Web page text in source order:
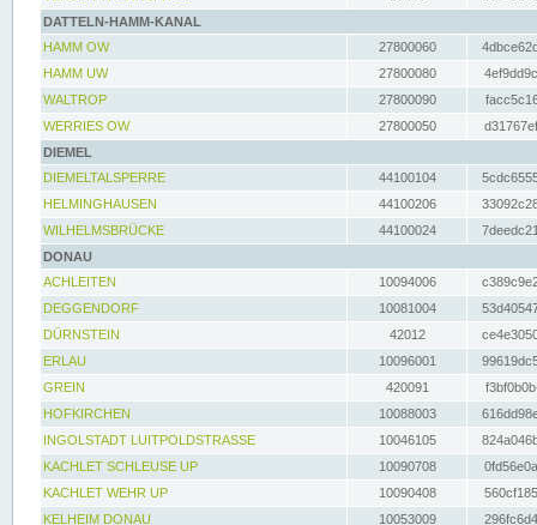
DATTELN-HAMM-KANAL
HAMM OW
27800060
HAMM UW
27800080
WALTROP
27800090
WERRIES OW
27800050
DIEMEL
DIEMELTALSPERRE
44100104
HELMINGHAUSEN
44100206
WILHELMSBRÜCKE
44100024
DONAU
ACHLEITEN
10094006
DEGGENDORF
10081004
DÜRNSTEIN
42012
ERLAU
10096001
GREIN
420091
HOFKIRCHEN
10088003
INGOLSTADT LUITPOLDSTRASSE
10046105
KACHLET SCHLEUSE UP
10090708
KACHLET WEHR UP
10090408
KELHEIM DONAU
10053009